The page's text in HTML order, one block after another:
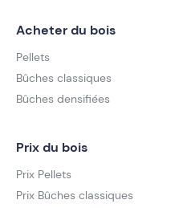
Acheter du bois
Pellets
Bûches classiques
Bûches densifiées
Prix du bois
Prix Pellets
Prix Bûches classiques